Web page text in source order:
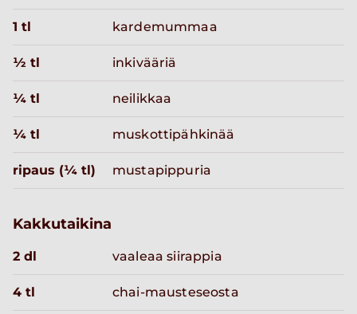
1 tl kardemummaa
½ tl inkivääriä
¼ tl neilikkaa
¼ tl muskottipähkinää
ripaus (¼ tl) mustapippuria
Kakkutaikina
2 dl vaaleaa siirappia
4 tl chai-mausteseosta